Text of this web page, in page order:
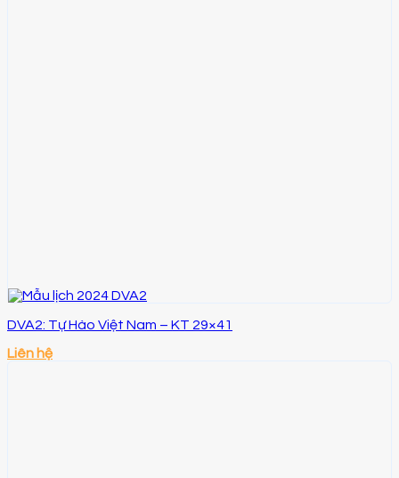
DVA2: Tự Hào Việt Nam – KT 29×41
Liên hệ